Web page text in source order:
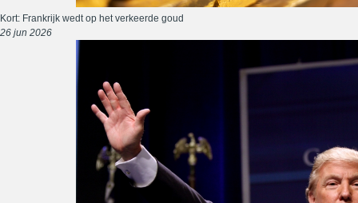
Kort: Frankrijk wedt op het verkeerde goud
26 jun 2026